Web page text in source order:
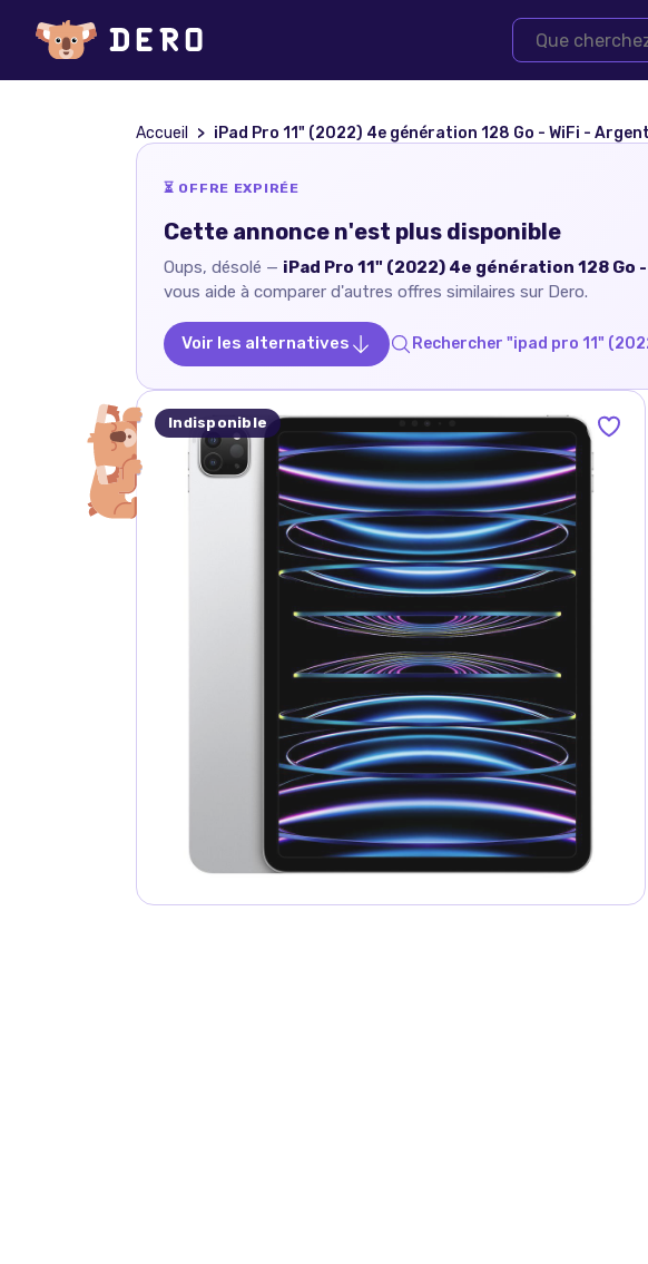
Accueil iPad Pro 11" (2022) 4e génération 128 Go - WiFi - Argent
⏳ OFFRE EXPIRÉE
Cette annonce n'est plus disponible
Oups, désolé — iPad Pro 11" (2022) 4e génération 128 Go
vous aide à comparer d'autres offres similaires sur Dero.
Voir les alternatives Rechercher "ipad pro 11"
Indisponible